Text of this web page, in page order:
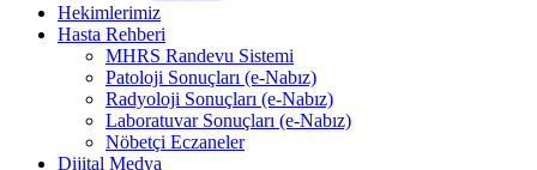
Hekimlerimiz
Hasta Rehberi
MHRS Randevu Sistemi
Patoloji Sonuçları (e-Nabız)
Radyoloji Sonuçları (e-Nabız)
Laboratuvar Sonuçları (e-Nabız)
Nöbetçi Eczaneler
Dijital Medya